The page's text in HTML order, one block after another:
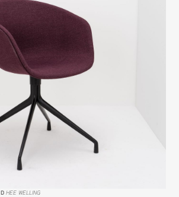
D HEE WELLING